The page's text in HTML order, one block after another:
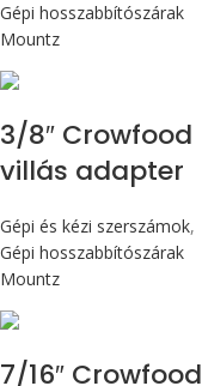
Gépi hosszabbítószárak
Mountz
3/8″ Crowfood
villás adapter
Gépi és kézi szerszámok,
Gépi hosszabbítószárak
Mountz
7/16″ Crowfood